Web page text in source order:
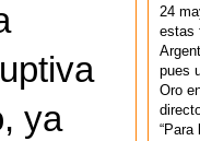
ya
24
estas
pues
Oro
“Para